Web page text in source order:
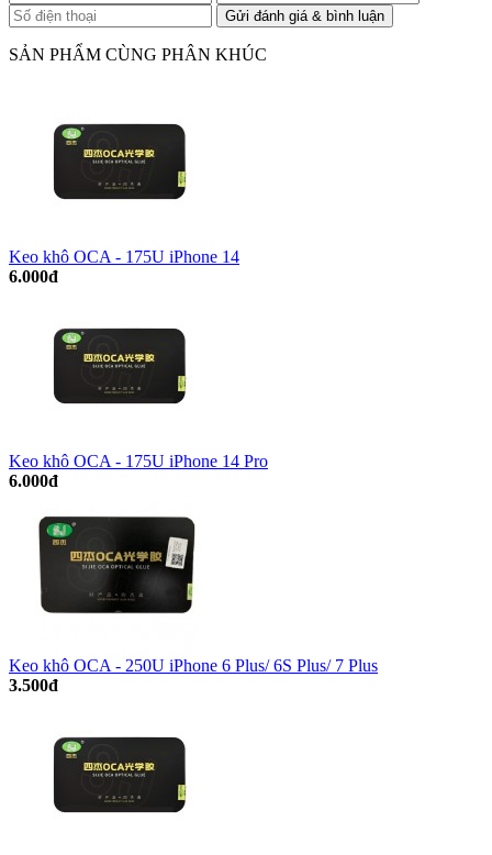
SẢN PHẨM CÙNG PHÂN KHÚC
Keo khô OCA - 175U iPhone 14
6.000đ
Keo khô OCA - 175U iPhone 14 Pro
6.000đ
Keo khô OCA - 250U iPhone 6 Plus/ 6S Plus/ 7 Plus
3.500đ